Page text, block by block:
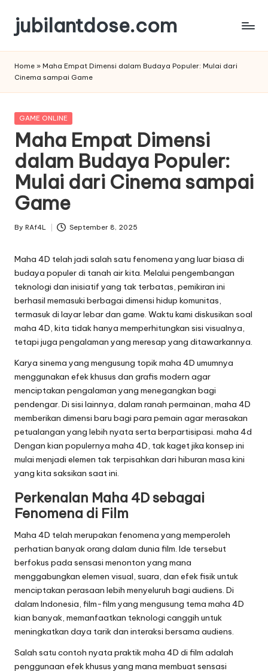
content
jubilantdose.com
Home » Maha Empat Dimensi dalam Budaya Populer: Mulai dari
Cinema sampai Game
Posted
GAME ONLINE
Maha Empat Dimensi
dalam Budaya Populer:
Mulai dari Cinema sampai
Game
Posted
By RAf4L September 8, 2025
Maha 4D telah jadi salah satu fenomena yang luar biasa di
budaya populer di tanah air kita. Melalui pengembangan
teknologi dan inisiatif yang tak terbatas, pemikiran ini
berhasil memasuki berbagai dimensi hidup komunitas,
termasuk di layar lebar dan game. Waktu kami diskusikan soal
maha 4D, kita tidak hanya memperhitungkan sisi visualnya,
tetapi juga pengalaman yang meresap yang ditawarkannya.
Karya sinema yang mengusung topik maha 4D umumnya
menggunakan efek khusus dan grafis modern agar
menciptakan pengalaman yang menegangkan bagi
pendengar. Di sisi lainnya, dalam ranah permainan, maha 4D
memberikan dimensi baru bagi para pemain agar merasakan
petualangan yang lebih nyata serta berpartisipasi. maha 4d
Dengan kian populernya maha 4D, tak kaget jika konsep ini
mulai menjadi elemen tak terpisahkan dari hiburan masa kini
yang kita saksikan saat ini.
Perkenalan Maha 4D sebagai
Fenomena di Film
Maha 4D telah merupakan fenomena yang memperoleh
perhatian banyak orang dalam dunia film. Ide tersebut
berfokus pada sensasi menonton yang mana
menggabungkan elemen visual, suara, dan efek fisik untuk
menciptakan perasaan lebih menyeluruh bagi audiens. Di
dalam Indonesia, film-film yang mengusung tema maha 4D
kian banyak, memanfaatkan teknologi canggih untuk
meningkatkan daya tarik dan interaksi bersama audiens.
Salah satu contoh nyata praktik maha 4D di film adalah
penggunaan efek khusus yang mana membuat sensasi